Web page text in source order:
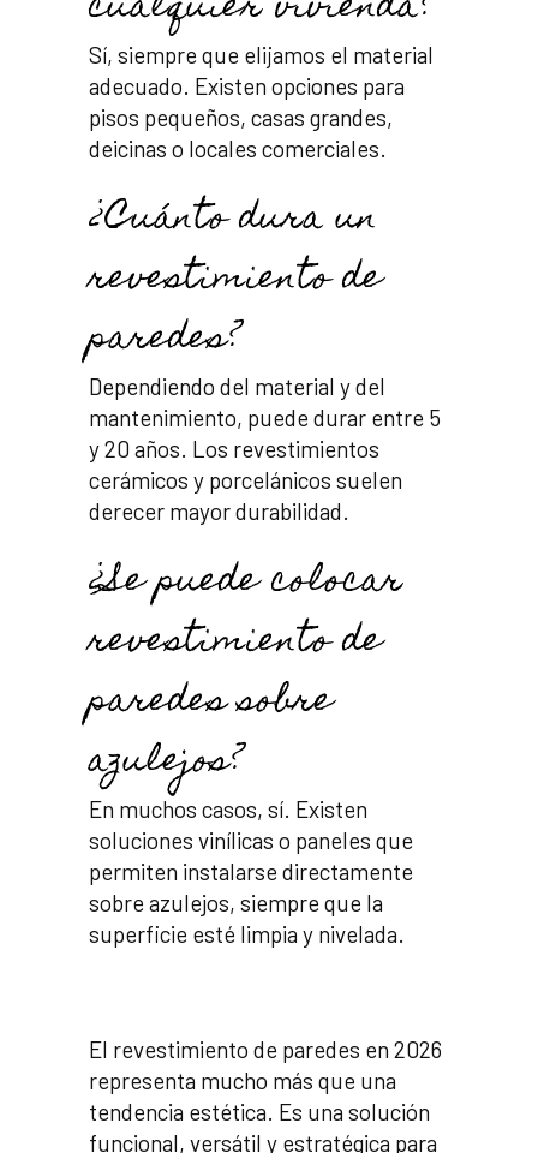
Sí, siempre que elijamos el material
adecuado. Existen opciones para
pisos pequeños, casas grandes,
deicinas o locales comerciales.
¿Cuánto dura un
revestimiento de
paredes?
Dependiendo del material y del
mantenimiento, puede durar entre 5
y 20 años. Los revestimientos
cerámicos y porcelánicos suelen
derecer mayor durabilidad.
¿Se puede colocar
revestimiento de
paredes sobre
azulejos?
En muchos casos, sí. Existen
soluciones vinílicas o paneles que
permiten instalarse directamente
sobre azulejos, siempre que la
superficie esté limpia y nivelada.
El revestimiento de paredes en 2026
representa mucho más que una
tendencia estética. Es una solución
funcional, versátil y estratégica para